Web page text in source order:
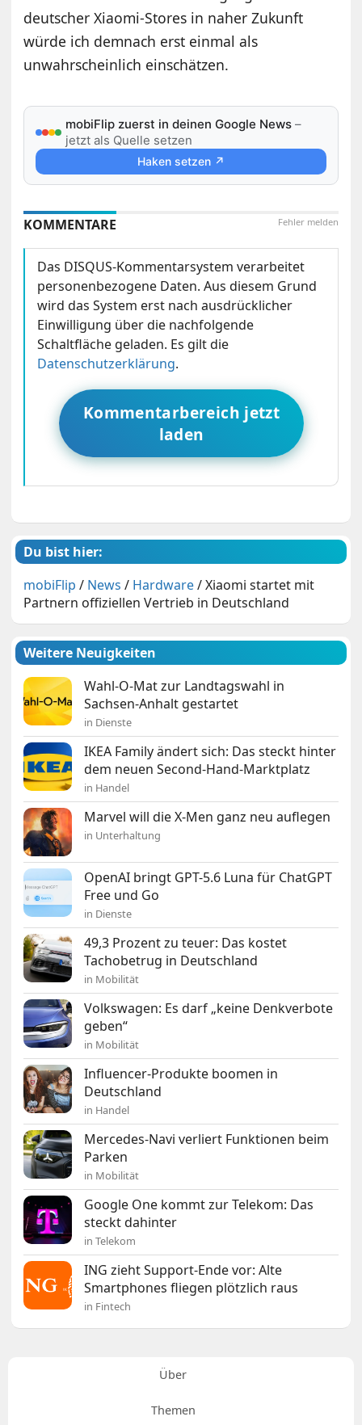
deutscher Xiaomi-Stores in naher Zukunft
würde ich demnach erst einmal als
unwahrscheinlich einschätzen.
mobiFlip zuerst in deinen Google News –
jetzt als Quelle setzen
Haken setzen ↗
Fehler melden
KOMMENTARE
Das DISQUS-Kommentarsystem verarbeitet
personenbezogene Daten. Aus diesem Grund
wird das System erst nach ausdrücklicher
Einwilligung über die nachfolgende
Schaltfläche geladen. Es gilt die
Datenschutzerklärung.
Kommentarbereich jetzt
laden
Du bist hier:
mobiFlip / News / Hardware/Xiaomi startet mit
Partnern offiziellen Vertrieb in Deutschland
Weitere Neuigkeiten
Wahl-O-Mat zur Landtagswahl in
Sachsen-Anhalt gestartet
in Dienste
IKEA Family ändert sich: Das steckt hinter
dem neuen Second-Hand-Marktplatz
in Handel
Marvel will die X-Men ganz neu auflegen
in Unterhaltung
OpenAI bringt GPT-5.6 Luna für ChatGPT
Free und Go
in Dienste
49,3 Prozent zu teuer: Das kostet
Tachobetrug in Deutschland
in Mobilität
Volkswagen: Es darf „keine Denkverbote
geben“
in Mobilität
Influencer-Produkte boomen in
Deutschland
in Handel
Mercedes-Navi verliert Funktionen beim
Parken
in Mobilität
Google One kommt zur Telekom: Das
steckt dahinter
in Telekom
ING zieht Support-Ende vor: Alte
Smartphones fliegen plötzlich raus
in Fintech
Über
Themen